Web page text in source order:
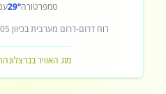
טמפרטורה29°
רוח דרום-דרום מערביתבכיוון
מזג האוויר בברצלונה